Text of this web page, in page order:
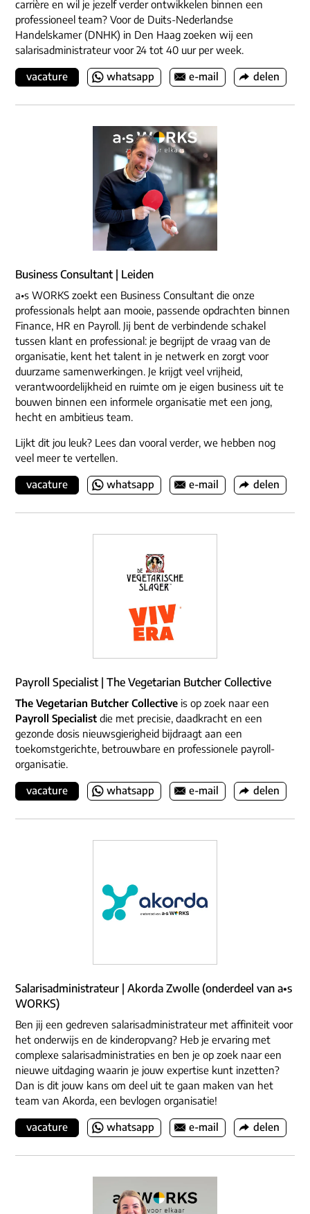
carrière en wil je jezelf verder ontwikkelen binnen een
professioneel team? Voor de Duits-Nederlandse
Handelskamer (DNHK) in Den Haag zoeken wij een
salarisadministrateur voor 24 tot 40 uur per week.
vacature whatsapp e-mail delen
Business Consultant | Leiden
a•s WORKS zoekt een Business Consultant die onze
professionals helpt aan mooie, passende opdrachten binnen
Finance, HR en Payroll. Jij bent de verbindende schakel
tussen klant en professional: je begrijpt de vraag van de
organisatie, kent het talent in je netwerk en zorgt voor
duurzame samenwerkingen. Je krijgt veel vrijheid,
verantwoordelijkheid en ruimte om je eigen business uit te
bouwen binnen een informele organisatie met een jong,
hecht en ambitieus team.
Lijkt dit jou leuk? Lees dan vooral verder, we hebben nog
veel meer te vertellen.
vacature whatsapp e-mail delen
Payroll Specialist | The Vegetarian Butcher Collective
The Vegetarian Butcher Collective is op zoek naar een
Payroll Specialist die met precisie, daadkracht en een
gezonde dosis nieuwsgierigheid bijdraagt aan een
toekomstgerichte, betrouwbare en professionele payroll-
organisatie.
vacature whatsapp e-mail delen
Salarisadministrateur | Akorda Zwolle (onderdeel van a•s
WORKS)
Ben jij een gedreven salarisadministrateur met affiniteit voor
het onderwijs en de kinderopvang? Heb je ervaring met
complexe salarisadministraties en ben je op zoek naar een
nieuwe uitdaging waarin je jouw expertise kunt inzetten?
Dan is dit jouw kans om deel uit te gaan maken van het
team van Akorda, een bevlogen organisatie!
vacature whatsapp e-mail delen